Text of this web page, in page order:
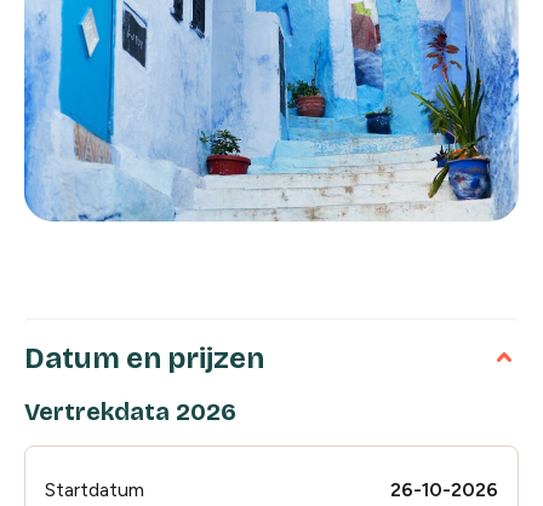
Datum en prijzen
Vertrekdata 2026
Startdatum
26-10-2026